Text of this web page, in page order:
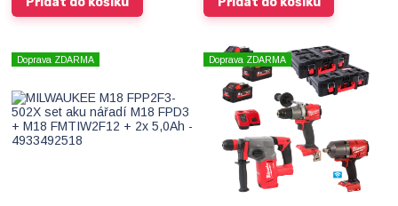
Doprava ZDARMA Doprava ZDARMA